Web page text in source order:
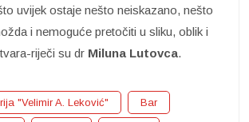
uvijek ostaje nešto neiskazano, nešto
i nemoguće pretočiti u sliku, oblik i
riječi su dr Miluna Lutovca.
"Velimir A. Leković" Bar